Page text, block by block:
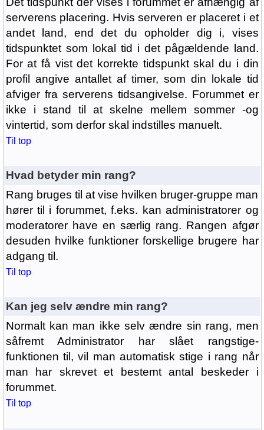
serverens placering. Hvis serveren er placeret i et
andet land, end det du opholder dig i, vises
tidspunktet som lokal tid i det pågældende land.
For at få vist det korrekte tidspunkt skal du i din
profil angive antallet af timer, som din lokale tid
afviger fra serverens tidsangivelse. Forummet er
ikke i stand til at skelne mellem sommer -og
vintertid, som derfor skal indstilles manuelt.
Til top
Hvad betyder min rang?
Rang bruges til at vise hvilken bruger-gruppe man
hører til i forummet, f.eks. kan administratorer og
moderatorer have en særlig rang. Rangen afgør
desuden hvilke funktioner forskellige brugere har
adgang til.
Til top
Kan jeg selv ændre min rang?
Normalt kan man ikke selv ændre sin rang, men
såfremt Administrator har slået rangstige-
funktionen til, vil man automatisk stige i rang når
man har skrevet et bestemt antal beskeder i
forummet.
Til top